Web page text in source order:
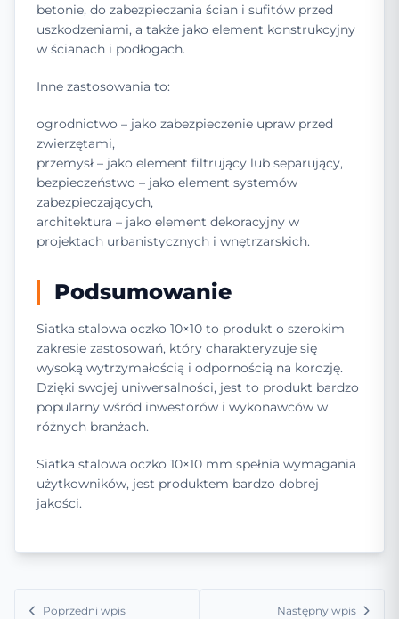
betonie, do zabezpieczania ścian i sufitów przed
uszkodzeniami, a także jako element konstrukcyjny
w ścianach i podłogach.
Inne zastosowania to:
ogrodnictwo – jako zabezpieczenie upraw przed
zwierzętami,
przemysł – jako element filtrujący lub separujący,
bezpieczeństwo – jako element systemów
zabezpieczających,
architektura – jako element dekoracyjny w
projektach urbanistycznych i wnętrzarskich.
Podsumowanie
Siatka stalowa oczko 10×10 to produkt o szerokim
zakresie zastosowań, który charakteryzuje się
wysoką wytrzymałością i odpornością na korozję.
Dzięki swojej uniwersalności, jest to produkt bardzo
popularny wśród inwestorów i wykonawców w
różnych branżach.
Siatka stalowa oczko 10×10 mm spełnia wymagania
użytkowników, jest produktem bardzo dobrej
jakości.
Poprzedni wpis Następny wpis